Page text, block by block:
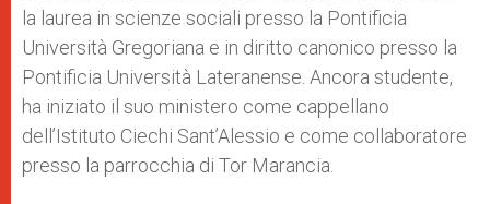
la laurea in scienze sociali presso la Pontificia
Università Gregoriana e in diritto canonico presso la
Pontificia Università Lateranense. Ancora studente,
ha iniziato il suo ministero come cappellano
dell’Istituto Ciechi Sant’Alessio e come collaboratore
presso la parrocchia di Tor Marancia.